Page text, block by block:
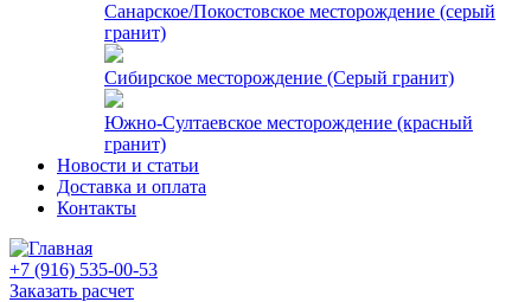
Санарское/Покостовское месторождение (серый
гранит)
Сибирское месторождение (Серый гранит)
Южно-Султаевское месторождение (красный
гранит)
Новости и статьи
Доставка и оплата
Контакты
+7 (916) 535-00-53
Заказать расчет